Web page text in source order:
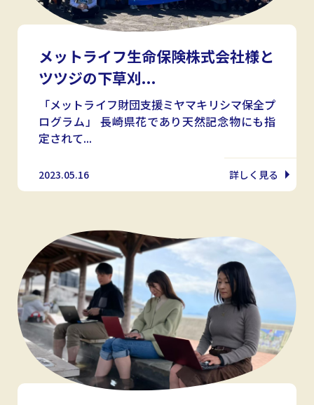
メットライフ生命保険株式会社様と
ツツジの下草刈...
「メットライフ財団支援ミヤマキリシマ保全プ
ログラム」 長崎県花であり天然記念物にも指
定されて...
2023.05.16 詳しく見る